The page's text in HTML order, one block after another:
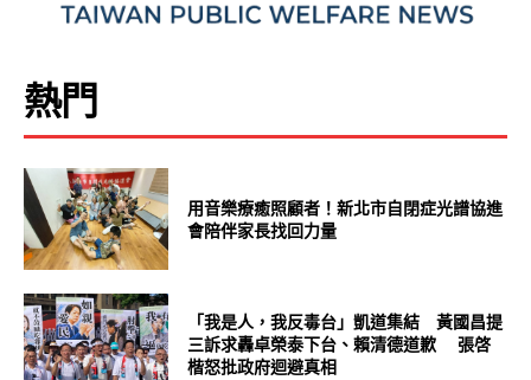
熱門
用音樂療癒照顧者！新北市自閉症光譜協進
會陪伴家長找回力量
「我是人，我反毒台」凱道集結 黃國昌提
三訴求轟卓榮泰下台、賴清德道歉 張啓
楷怒批政府迴避真相